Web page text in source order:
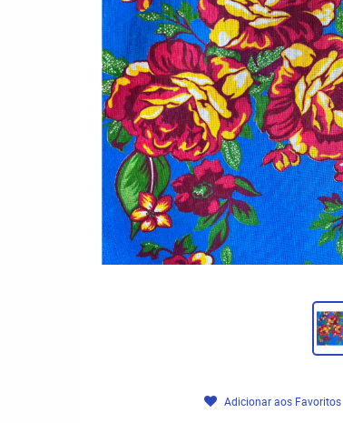
Adicionar aos Favoritos